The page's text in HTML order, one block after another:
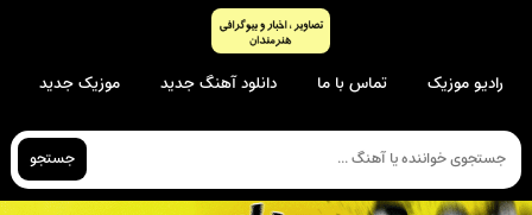
رادیو موزیک تماس با ما دانلود آهنگ جدید موزیک جدید
جستجو